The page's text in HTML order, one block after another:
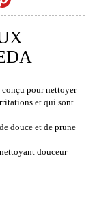
conçu pour nettoyer
et qui sont
douce et de prune
douceur